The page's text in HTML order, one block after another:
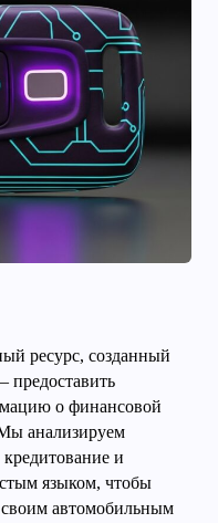
ресурс, созданный
предоставить
о финансовой
анализируем
и
языком, чтобы
автомобильным